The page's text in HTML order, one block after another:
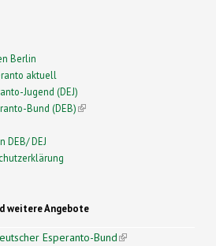
Berlin
aktuell
Jugend (DEJ)
Bund (DEB)(link is external)
DEB/ DEJ
weitere Angebote
Esperanto-Bund(link is